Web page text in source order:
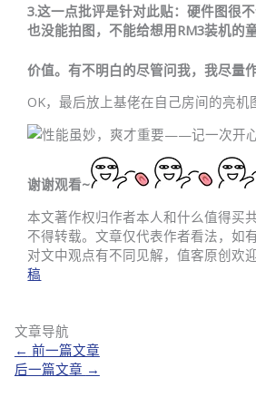
3.这一点批评是针对此贴：硬件图很
也没能拍图，不能给想用RM3装机的
价值。有不明白的尽管问我，我尽量
OK，最后放上基佬在自己房间的亮机
谢谢观看~
本文著作权归作者本人和什么值得买
不得转载。文章仅代表作者看法，如
对文中观点有不同见解，值客原创欢
稿
文章导航
← 前一篇文章
后一篇文章 →